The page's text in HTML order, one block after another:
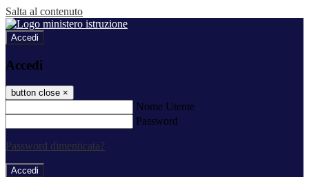
Salta al contenuto
Accedi
Accedi
button close ×
Nome Utente
Password
Password dimenticata?